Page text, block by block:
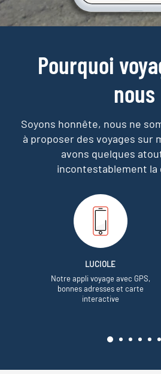
Pourquoi
nous
Soyons honnête, nous ne
à proposer des voyages sur
avons quelques
incontestablement la
LUCIOLE
Notre appli voyage avec GPS,
bonnes adresses et carte
interactive